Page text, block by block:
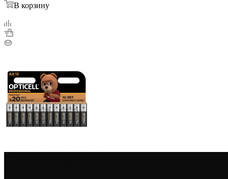
В корзину